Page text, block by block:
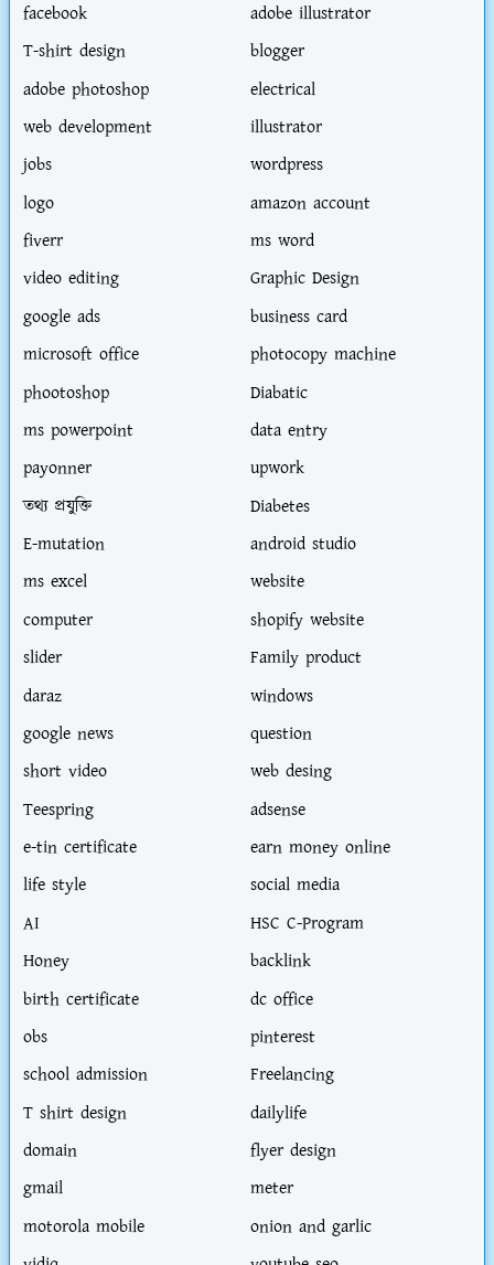
facebook
adobe illustrator
T-shirt design
blogger
adobe photoshop
electrical
web development
illustrator
jobs
wordpress
logo
amazon account
fiverr
ms word
video editing
Graphic Design
google ads
business card
microsoft office
photocopy machine
phootoshop
Diabatic
ms powerpoint
data entry
payonner
upwork
তথ্য প্রযুক্তি
Diabetes
E-mutation
android studio
ms excel
website
computer
shopify website
slider
Family product
daraz
windows
google news
question
short video
web desing
Teespring
adsense
e-tin certificate
earn money online
life style
social media
AI
HSC C-Program
Honey
backlink
birth certificate
dc office
obs
pinterest
school admission
Freelancing
T shirt design
dailylife
domain
flyer design
gmail
meter
motorola mobile
onion and garlic